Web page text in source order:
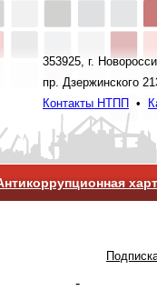
353925, г.
пр. Дзержинского
Контакты НТПП
•
-